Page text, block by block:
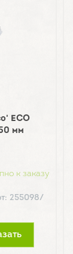
ECO
мм
к заказу
255098/